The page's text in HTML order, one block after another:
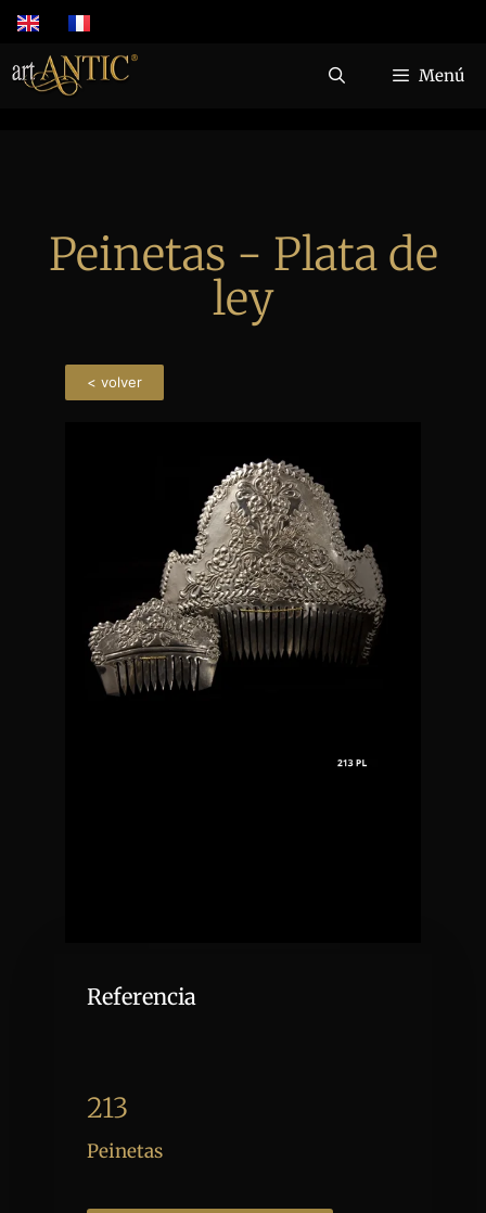
Menú
Peinetas - Plata de
ley
< volver
Referencia
213
Peinetas